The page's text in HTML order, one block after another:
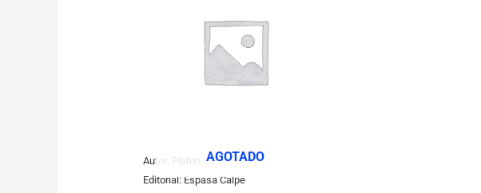
AGOTADO
Autor:
Platon
Editorial:Espasa Calpe